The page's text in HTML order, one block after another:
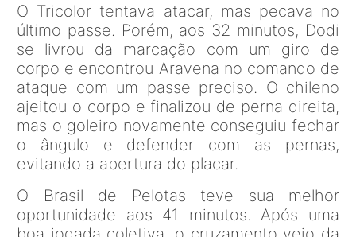
O Tricolor tentava atacar, mas pecava no
último passe. Porém, aos 32 minutos, Dodi
se livrou da marcação com um giro de
corpo e encontrou Aravena no comando de
ataque com um passe preciso. O chileno
ajeitou o corpo e finalizou de perna direita,
mas o goleiro novamente conseguiu fechar
o ângulo e defender com as pernas,
evitando a abertura do placar.
O Brasil de Pelotas teve sua melhor
oportunidade aos 41 minutos. Após uma